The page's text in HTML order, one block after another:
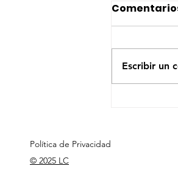
Escribir un
Política de Privacidad
© 2025 LC